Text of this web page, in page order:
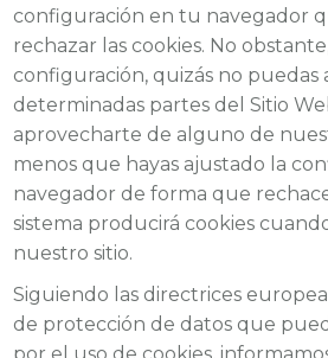
configuración en tu navegador
rechazar las cookies. No
configuración, quizás no puedas
determinadas partes del Sitio
aprovecharte de alguno de
menos que hayas ajustado la
navegador de forma que
sistema producirá cookies
nuestro sitio.
Siguiendo las directrices
de protección de datos que
por el uso de cookies,